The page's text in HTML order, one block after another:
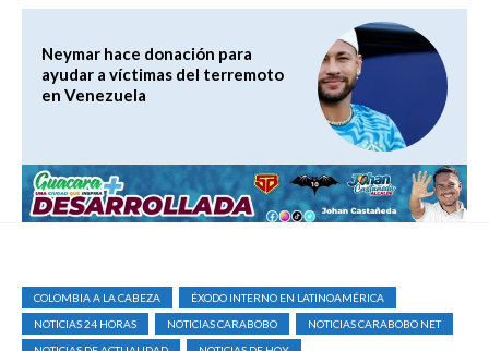
Neymar hace donación para
ayudar a víctimas del terremoto
en Venezuela
COLOMBIA A LA CABEZA
‎ÉXODO INTERNO EN LATINOAMÉRICA
NOTICIAS 24 HORAS
NOTICIAS CARABOBO
NOTICIAS CARABOBO NET